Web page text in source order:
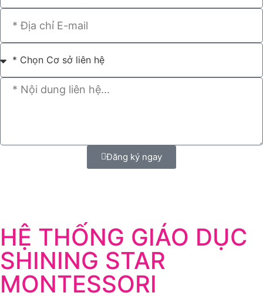
Đăng ký ngay
HỆ THỐNG GIÁO DỤC
SHINING STAR
MONTESSORI